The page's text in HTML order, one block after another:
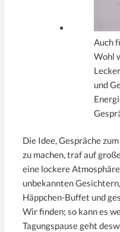
Auch
Wohl
und
Die Idee, Gespräche
zu machen, traf auf
eine lockere
unbekannten
Häppchen-Buffet und
Wir finden; so kann es
Tagungspause geht